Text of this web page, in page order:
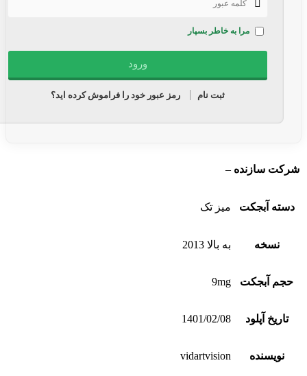
مرا به خاطر بسپار
ثبت نام رمز عبور خود را فراموش کرده اید؟
شرکت سازنده –
دسته آبجکت میز تک
نسخه به بالا 2013
حجم آبجکت 9mg
تاریخ آپلود 1401/02/08
نویسنده vidartvision